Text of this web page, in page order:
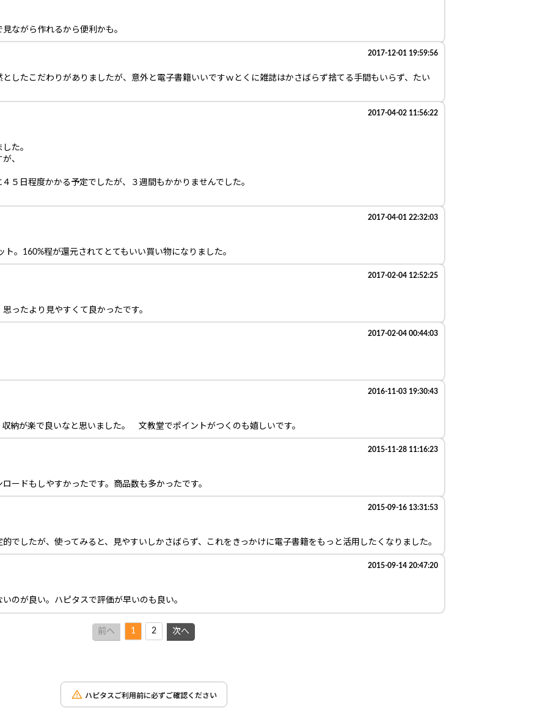
ながら作れるから便利かも。
2017-12-01 19:59:56
したこだわりがありましたが、意外と電子書籍いいですｗとくに雑誌はかさばらず捨てる手間もいらず、たい
2017-04-02 11:56:22
た。
、
５日程度かかる予定でしたが、３週間もかかりませんでした。
2017-04-01 22:32:03
。160%程が還元されてとてもいい買い物になりました。
2017-02-04 12:52:25
ったより見やすくて良かったです。
2017-02-04 00:44:03
2016-11-03 19:30:43
納が楽で良いなと思いました。 文教堂でポイントがつくのも嬉しいです。
2015-11-28 11:16:23
ードもしやすかったです。商品数も多かったです。
2015-09-16 13:31:53
でしたが、使ってみると、見やすいしかさばらず、これをきっかけに電子書籍をもっと活用したくなりました。
2015-09-14 20:47:20
のが良い。ハピタスで評価が早いのも良い。
前へ 1 2 次へ
ハピタスご利用前に必ずご確認ください